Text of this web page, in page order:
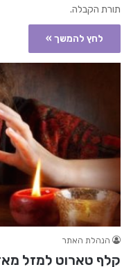
תורת הקבלה.
לחץ להמשך »
הנהלת האתר
קלף טארוט למזל